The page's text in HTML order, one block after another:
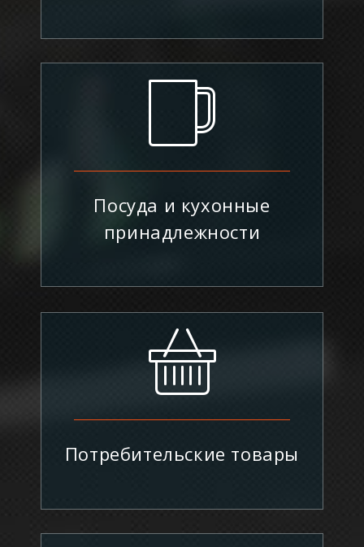
Посуда и кухонные
принадлежности
Потребительские товары